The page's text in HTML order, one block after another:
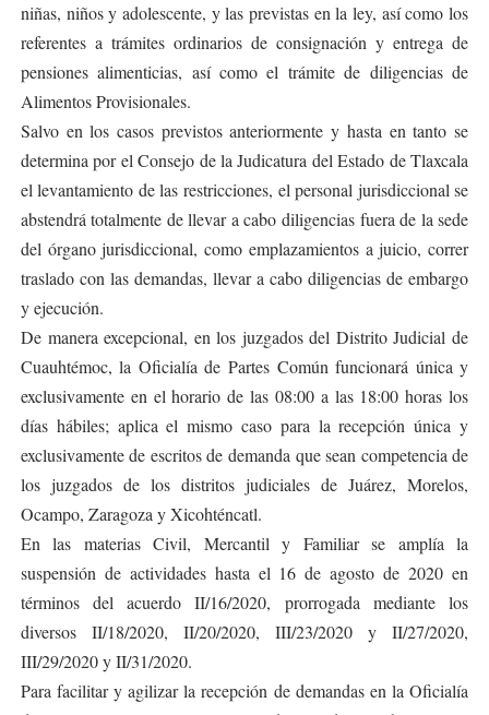
niñas, niños y adolescente, y las previstas en la ley, así como los
referentes a trámites ordinarios de consignación y entrega de
pensiones alimenticias, así como el trámite de diligencias de
Alimentos Provisionales.
Salvo en los casos previstos anteriormente y hasta en tanto se
determina por el Consejo de la Judicatura del Estado de Tlaxcala
el levantamiento de las restricciones, el personal jurisdiccional se
abstendrá totalmente de llevar a cabo diligencias fuera de la sede
del órgano jurisdiccional, como emplazamientos a juicio, correr
traslado con las demandas, llevar a cabo diligencias de embargo
y ejecución.
De manera excepcional, en los juzgados del Distrito Judicial de
Cuauhtémoc, la Oficialía de Partes Común funcionará única y
exclusivamente en el horario de las 08:00 a las 18:00 horas los
días hábiles; aplica el mismo caso para la recepción única y
exclusivamente de escritos de demanda que sean competencia de
los juzgados de los distritos judiciales de Juárez, Morelos,
Ocampo, Zaragoza y Xicohténcatl.
En las materias Civil, Mercantil y Familiar se amplía la
suspensión de actividades hasta el 16 de agosto de 2020 en
términos del acuerdo II/16/2020, prorrogada mediante los
diversos II/18/2020, II/20/2020, III/23/2020 y II/27/2020,
III/29/2020 y II/31/2020.
Para facilitar y agilizar la recepción de demandas en la Oficialía